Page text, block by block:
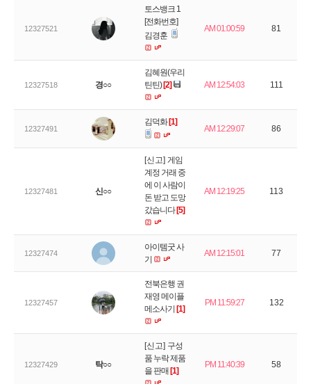
12327521
토스뱅크 1
[전화번호]
김경훈
AM 01:00:59 81
12327518 경○○
김혜원(우리
틴틴) [2] AM 12:54:03 111
12327491
김덕화 [1]
AM 12:29:07 86
12327481 신○○
[신고] 게임
계정 거래 중
에 이 사람이
돈 받고 도망
갔습니다 [5]
AM 12:19:25 113
12327474
아이템굿 사
기
AM 12:15:01 77
12327457
전북은행 권
재영 메이플
메소사기 [1]
PM 11:59:27 132
12327429 탁○○
[신고] 구성
품 누락 제품
을 판매 [1]
PM 11:40:39 58